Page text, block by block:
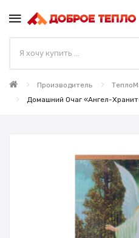
Производитель
Домашний Очаг «Ангел-